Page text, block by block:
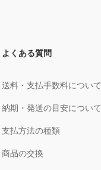
よくある質問
送料・支払手数料について
納期・発送の目安について
支払方法の種類
商品の交換